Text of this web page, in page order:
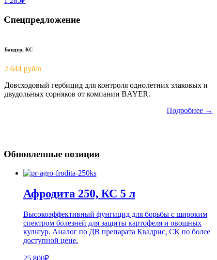
Спецпредложение
Бандур, КС
2 644 руб/л
Довсходовый гербицид для контроля однолетних злаковых и
двудольных сорняков от компании BAYER.
Подробнее →
Обновленные позиции
Афродита 250, КС 5 л
Высокоэффективный фунгицид для борьбы с широким
спектром болезней для защиты картофеля и овощных
культур. Аналог по ДВ препарата Квадрис, СК по более
доступной цене.
25 800₽